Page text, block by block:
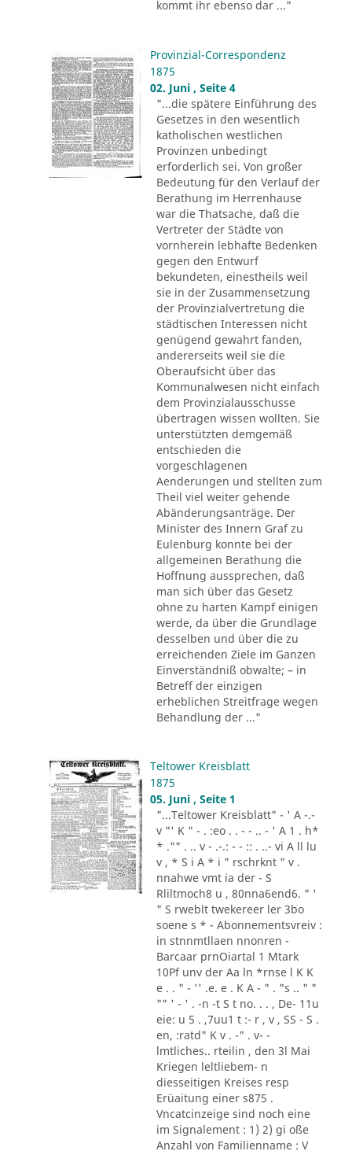
kommt ihr ebenso dar ..."
Provinzial-Correspondenz
1875
02. Juni , Seite 4
"...die spätere Einführung des
Gesetzes in den wesentlich
katholischen westlichen
Provinzen unbedingt
erforderlich sei. Von großer
Bedeutung für den Verlauf der
Berathung im Herrenhause
war die Thatsache, daß die
Vertreter der Städte von
vornherein lebhafte Bedenken
gegen den Entwurf
bekundeten, einestheils weil
sie in der Zusammensetzung
der Provinzialvertretung die
städtischen Interessen nicht
genügend gewahrt fanden,
andererseits weil sie die
Oberaufsicht über das
Kommunalwesen nicht einfach
dem Provinzialausschusse
übertragen wissen wollten. Sie
unterstützten demgemäß
entschieden die
vorgeschlagenen
Aenderungen und stellten zum
Theil viel weiter gehende
Abänderungsanträge. Der
Minister des Innern Graf zu
Eulenburg konnte bei der
allgemeinen Berathung die
Hoffnung aussprechen, daß
man sich über das Gesetz
ohne zu harten Kampf einigen
werde, da über die Grundlage
desselben und über die zu
erreichenden Ziele im Ganzen
Einverständniß obwalte; – in
Betreff der einzigen
erheblichen Streitfrage wegen
Behandlung der ..."
Teltower Kreisblatt
1875
05. Juni , Seite 1
"...Teltower Kreisblatt" - ' A -.-
v "' K " - . :eo . . - - .. - ' A 1 . h*
* ."" . .. v - .-.: - - :: . ..- vi A ll lu
v , * S i A * i " rschrknt " v .
nnahwe vmt ia der - S
Rliltmoch8 u , 80nna6end6. " '
" S rweblt twekereer ler 3bo
soene s * - Abonnementsvreiv :
in stnnmtllaen nnonren -
Barcaar prnOiartal 1 Mtark
10Pf unv der Aa ln *rnse l K K
e . . " - '' .e. e . K A - " . "s .. " "
"" ' - ' . -n -t S t no. . . , De- 11u
eie: u 5 . ,7uu1 t :- r , v , SS - S .
en, :ratd" K v . -" . v- -
lmtliches.. rteilin , den 3l Mai
Kriegen leltliebem- n
diesseitigen Kreises resp
Erüaitung einer s875 .
Vncatcinzeige sind noch eine
im Signalement : 1) 2) gi oße
Anzahl von Familienname : V